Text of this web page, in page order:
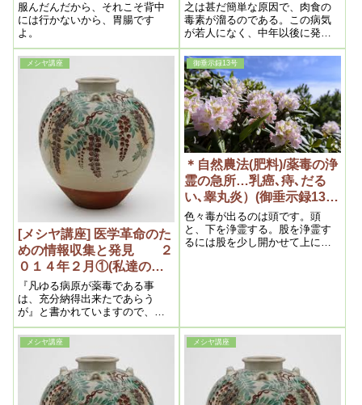
服んだんだから、それこそ背中
には行かないから、胃腸です
よ。
之は甚だ簡単な原因で、肉食の
毒素が溜るのである。この病気
が若人になく、中年以後に発る
にみても分るであろう。従って
この病気を免れるには、野菜を
多く食えばいい。以前もかいた
事があるが、人間は肉と野菜と
半々位が恰度ちょうどいいので
ある。この理由はどういう訳か
というと肉食は陽性食物であ
り、菜食は陰性食物であるか
ら、偏かたよると天理に外れる
事になる
メシヤ講座
[メシヤ講座] 医学革命のた
めの情報収集と発見 ２
０１４年２月①(私達の学
び目からウロコの内容よ
り）
『凡ゆる病原が薬毒である事
は、充分納得出来たであらう
が』と書かれていますので、メ
シヤ様は、ここで我々に「納得
してくれたかい？」というふう
に、まずは問いかけて下さって
いるわけなんで・・・、自らに
問いかけて、そのことがしっか
り腹に入るようにして
御垂示録13号
＊自然農法(肥料)/薬毒の浄
霊の急所…乳癌､痔､だる
い､睾丸炎）(御垂示録13号
昭和27年9月1日④)
色々毒が出るのは頭です。頭
と、下を浄霊する。股を浄霊す
るには股を少し開かせて上に向
なければならない。だから肛門
と陰門の間を狙って霊を通すの
です。そうすると早く治りま
す。それから頭です。だいたい
後頭部――そこを浄霊する。そ
うすると治ります
メシヤ講座 メシヤ講座